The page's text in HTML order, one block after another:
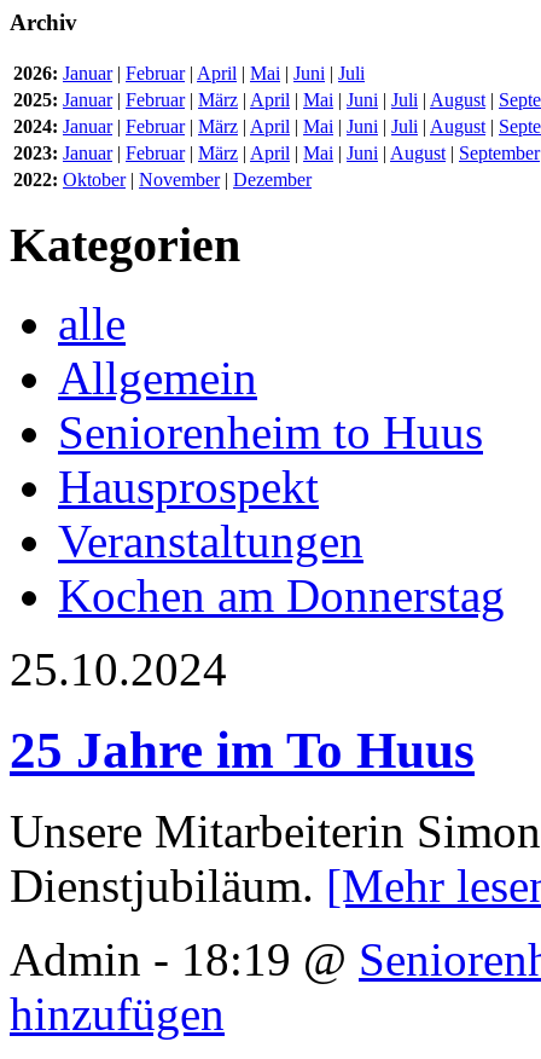
Archiv
2026: Januar| Februar| April | Mai | Juni | Juli
2025: Januar| Februar| März | April | Mai | Juni | Juli | August |
2024: Januar| Februar| März | April | Mai | Juni | Juli | August |
2023: Januar| Februar| März | April | Mai | Juni | August | September
2022: Oktober| November| Dezember
Kategorien
alle
Allgemein
Seniorenheim to Huus
Hausprospekt
Veranstaltungen
Kochen am Donnerstag
25.10.2024
25 Jahre im To Huus
Unsere Mitarbeiterin
Dienstjubiläum. [Mehr
Admin - 18:19 @
hinzufügen